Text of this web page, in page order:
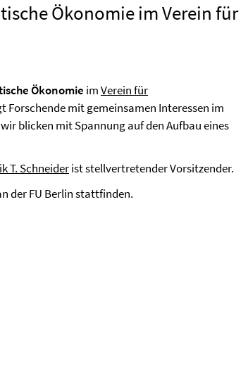
Ökonomie im Verein für
Ökonomie imVerein für
Forschende mit gemeinsamen Interessen im
blicken mit Spannung auf den Aufbau eines
T. Schneiderist stellvertretender Vorsitzender.
der FU Berlin stattfinden.